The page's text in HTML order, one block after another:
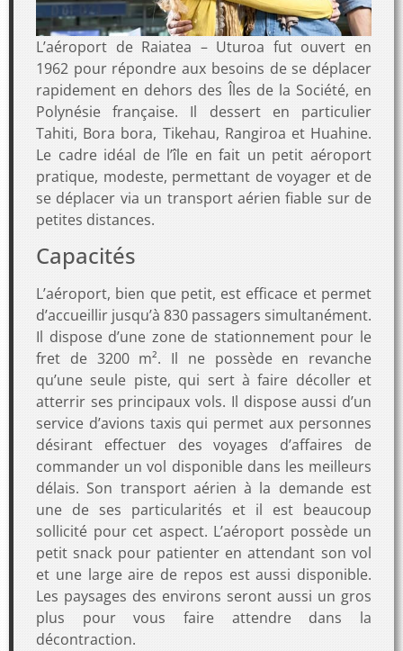
L’aéroport de Raiatea – Uturoa fut ouvert en
1962 pour répondre aux besoins de se déplacer
rapidement en dehors des Îles de la Société, en
Polynésie française. Il dessert en particulier
Tahiti, Bora bora, Tikehau, Rangiroa et Huahine.
Le cadre idéal de l’île en fait un petit aéroport
pratique, modeste, permettant de voyager et de
se déplacer via un transport aérien fiable sur de
petites distances.
Capacités
L’aéroport, bien que petit, est efficace et permet
d’accueillir jusqu’à 830 passagers simultanément.
Il dispose d’une zone de stationnement pour le
fret de 3200 m². Il ne possède en revanche
qu’une seule piste, qui sert à faire décoller et
atterrir ses principaux vols. Il dispose aussi d’un
service d’avions taxis qui permet aux personnes
désirant effectuer des voyages d’affaires de
commander un vol disponible dans les meilleurs
délais. Son transport aérien à la demande est
une de ses particularités et il est beaucoup
sollicité pour cet aspect. L’aéroport possède un
petit snack pour patienter en attendant son vol
et une large aire de repos est aussi disponible.
Les paysages des environs seront aussi un gros
plus pour vous faire attendre dans la
décontraction.